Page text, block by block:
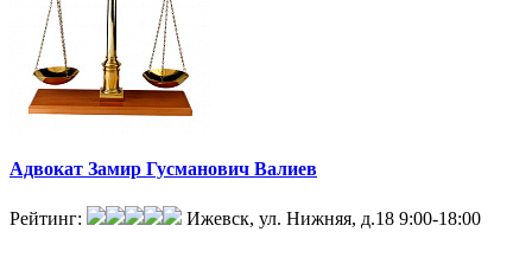
Адвокат Замир Гусманович Валиев
Рейтинг: Ижевск, ул. Нижняя, д.18 9:00-18:00